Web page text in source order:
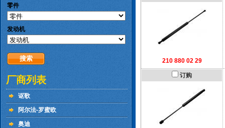
210 880 02 29
订购
零件
发动机
厂商列表
讴歌
阿尔法-罗蜜欧
奥迪